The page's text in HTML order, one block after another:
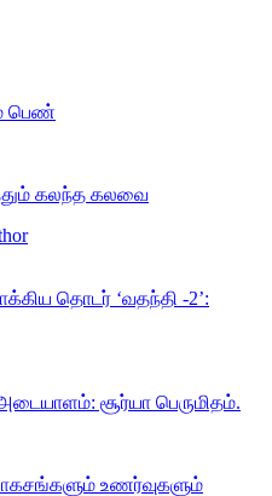
பெண்
கலந்த கலவை
தொடர் ‘வதந்தி -2’:
சூர்யா பெருமிதம்.
உணர்வுகளும்